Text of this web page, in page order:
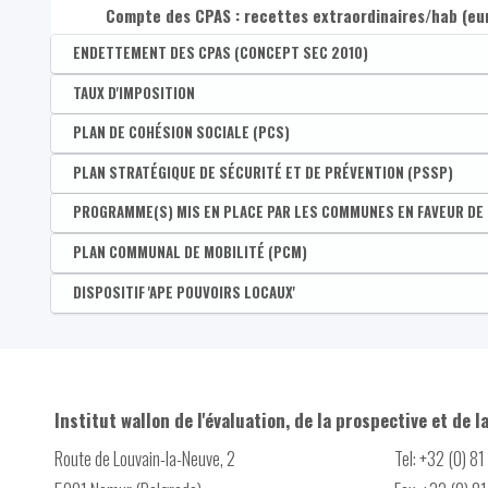
Compte des CPAS : recettes extraordinaires/hab
ENDETTEMENT DES CPAS (CONCEPT SEC 2010)
Disponible par :Commune
Compte des CPAS : dettes globales
Compte des CPAS : dettes à long terme
Compte des CPAS : dettes à court terme
TAUX D'IMPOSITION
Disponible par :Commune - Arrondissement - Province - Bassin EFE -
Taux implicite de taxation communale et
Taux d'imposition total implicite
PLAN DE COHÉSION SOCIALE (PCS)
Disponible par :Commune
Présence d'un Plan de cohésion sociale
PLAN STRATÉGIQUE DE SÉCURITÉ ET DE PRÉVENTION (PSSP)
Disponible par :Commune
Liste des priorités du PSSP
PROGRAMME(S) MIS EN PLACE PAR LES COMMUNES EN FAVEUR DE
Disponible par :Commune
Nombre de programme(s) mis en place par les
Conseiller en environnement
PLAN COMMUNAL DE MOBILITÉ (PCM)
Disponible par :Commune
DISPOSITIF 'APE POUVOIRS LOCAUX'
Institut wallon de l'évaluation, de la prospective et de
Route de Louvain-la-Neuve, 2
Tel: +32 (0)